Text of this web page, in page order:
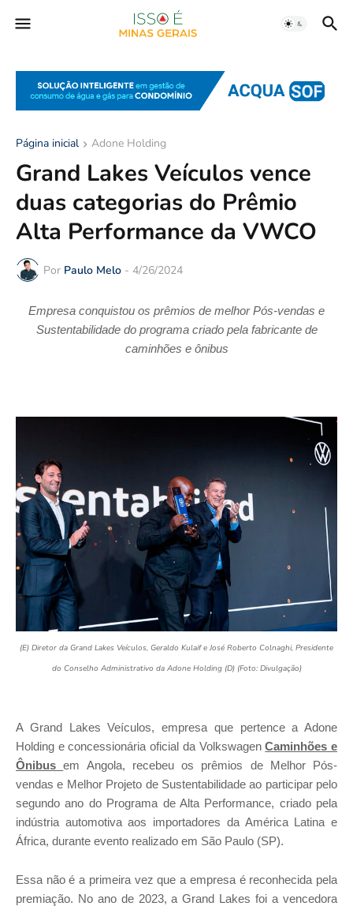
Página inicial Adone Holding
Grand Lakes Veículos vence
duas categorias do Prêmio
Alta Performance da VWCO
Por Paulo Melo - 4/26/2024
Empresa conquistou os prêmios de melhor Pós-vendas e
Sustentabilidade do programa criado pela fabricante de
caminhões e ônibus
(E) Diretor da Grand Lakes Veículos, Geraldo Kulaif e José Roberto Colnaghi, Presidente
do Conselho Administrativo da Adone Holding (D) (Foto: Divulgação)
A Grand Lakes Veículos, empresa que pertence a Adone
Holding e concessionária oficial da VolkswagenCaminhões e
Ônibusem Angola, recebeu os prêmios de Melhor Pós-
vendas e Melhor Projeto de Sustentabilidade ao participar pelo
segundo ano do Programa de Alta Performance, criado pela
indústria automotiva aos importadores da América Latina e
África, durante evento realizado em São Paulo (SP).
Essa não é a primeira vez que a empresa é reconhecida pela
premiação. No ano de 2023, a Grand Lakes foi a vencedora